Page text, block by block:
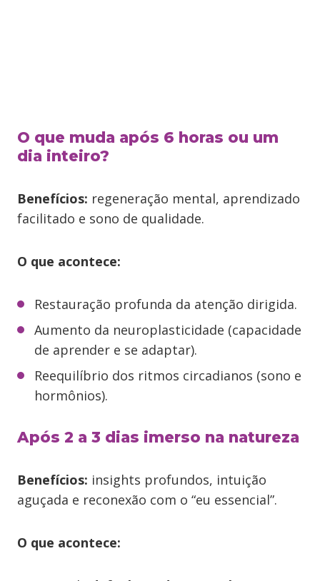
O que muda após 6 horas ou um
dia inteiro?
Benefícios: regeneração mental, aprendizado
facilitado e sono de qualidade.
O que acontece:
Restauração profunda da atenção dirigida.
Aumento da neuroplasticidade (capacidade
de aprender e se adaptar).
Reequilíbrio dos ritmos circadianos (sono e
hormônios).
Após 2 a 3 dias imerso na natureza
Benefícios: insights profundos, intuição
aguçada e reconexão com o “eu essencial”.
O que acontece: